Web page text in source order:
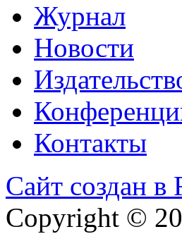
Журнал
Новости
Контакты
Сайт создан в
Copyright ©